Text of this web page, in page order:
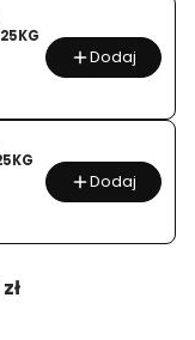
Dodaj
Dodaj